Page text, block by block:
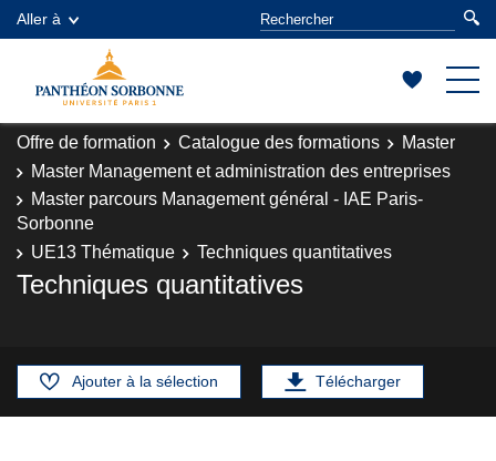
Aller à
Offre de formation Catalogue des formations
Master
Master Management et administration des entreprises
Master parcours Management général - IAE Paris-
Sorbonne
UE13 Thématique
Techniques quantitatives
Techniques quantitatives
Ajouter à la sélection Télécharger